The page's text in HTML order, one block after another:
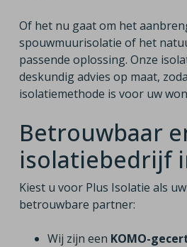
Of het nu gaat om het
spouwmuurisolatie of het
passende oplossing. Onze
deskundig advies op maat,
isolatiemethode is voor uw
Betrouwbaar
isolatiebedrijf
Kiest u voor Plus Isolatie als
betrouwbare partner:
Wij zijn een KOMO-